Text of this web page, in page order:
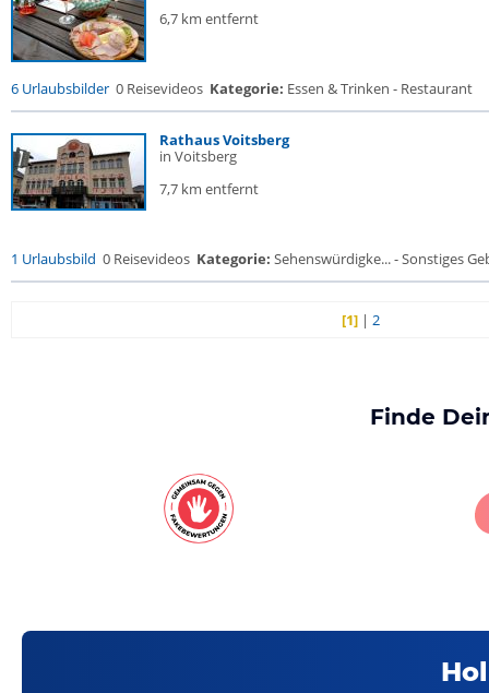
6,7 km entfernt
6 Urlaubsbilder 0 Reisevideos Kategorie: Essen & Trinken - Restaurant
Rathaus Voitsberg
in Voitsberg
7,7 km entfernt
1 Urlaubsbild 0 Reisevideos Kategorie: Sehenswürdigke... - Sonstiges
[1] |2
Finde